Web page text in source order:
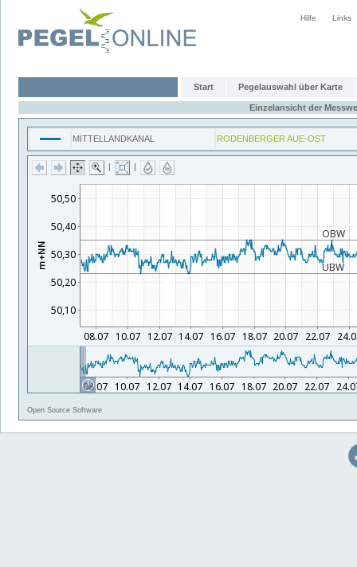
Hilfe Links
Start Pegelauswahl über Karte
Einzelansicht der
MITTELLANDKANAL RODENBERGER AUE-OST
| |
Open Source Software